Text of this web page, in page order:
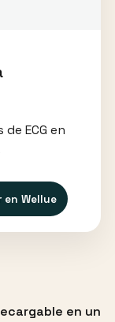
ECG en
en Wellue
en un